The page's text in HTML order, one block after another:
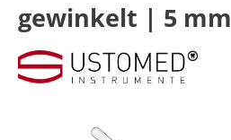
gewinkelt | 5 mm
Bildergalerie überspringen